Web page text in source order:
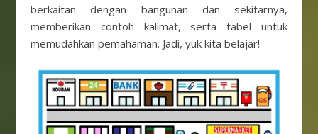
berkaitan dengan bangunan dan sekitarnya,
memberikan contoh kalimat, serta tabel untuk
memudahkan pemahaman. Jadi, yuk kita belajar!